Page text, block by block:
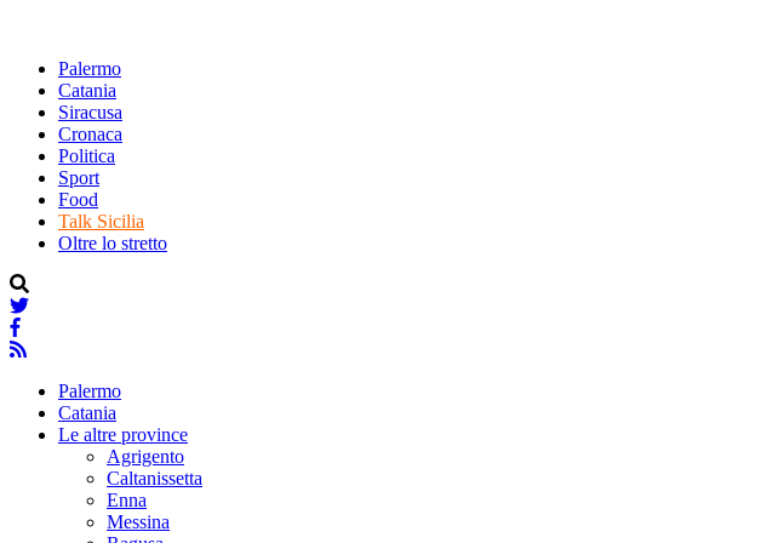
Palermo
Catania
Siracusa
Cronaca
Politica
Sport
Food
Talk Sicilia
Oltre lo stretto
Palermo
Catania
Le altre province
Agrigento
Caltanissetta
Enna
Messina